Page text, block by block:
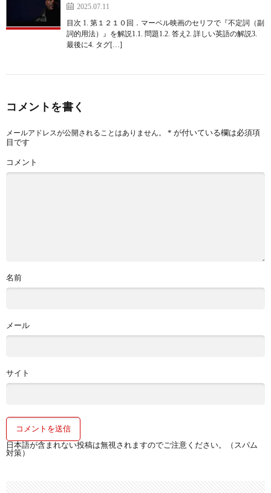
2025.07.11
目次 1. 第１２１０回．マーベル映画のセリフで『不定詞（副
詞的用法）』を解説1.1. 問題1.2. 答え2. 詳しい英語の解説3.
最後に4. タグ[…]
コメントを書く
メールアドレスが公開されることはありません。 * が付いている欄は必須項
目です
コメント
名前
メール
サイト
日本語が含まれない投稿は無視されますのでご注意ください。（スパム
対策）